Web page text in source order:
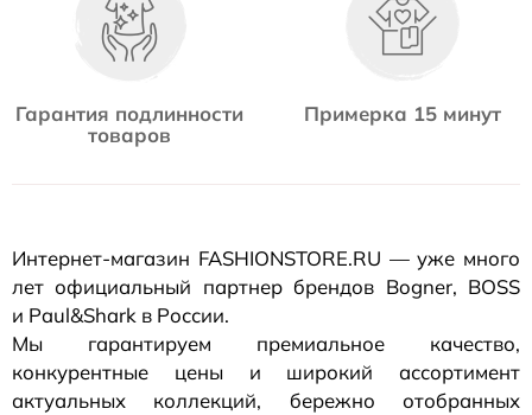
Гарантия подлинности
товаров
Примерка 15 минут
Интернет-магазин FASHIONSTORE.RU — уже много
лет официальный партнер брендов Bogner, BOSS
и Paul&Shark в России.
Мы гарантируем премиальное качество,
конкурентные цены и широкий ассортимент
актуальных коллекций, бережно отобранных